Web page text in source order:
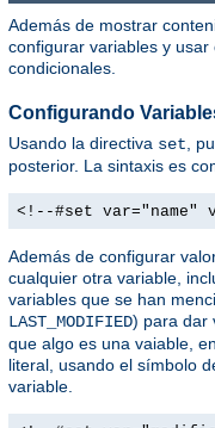
Además de mostrar
configurar variables y
condicionales.
Configurando
Usando la directiva set ,
posterior. La sintaxis es
<!--#set var="name"
Además de configurar
cualquier otra variable,
variables que se han
LAST_MODIFIED) para dar
que algo es una vaiable,
literal, usando el símbolo
variable.